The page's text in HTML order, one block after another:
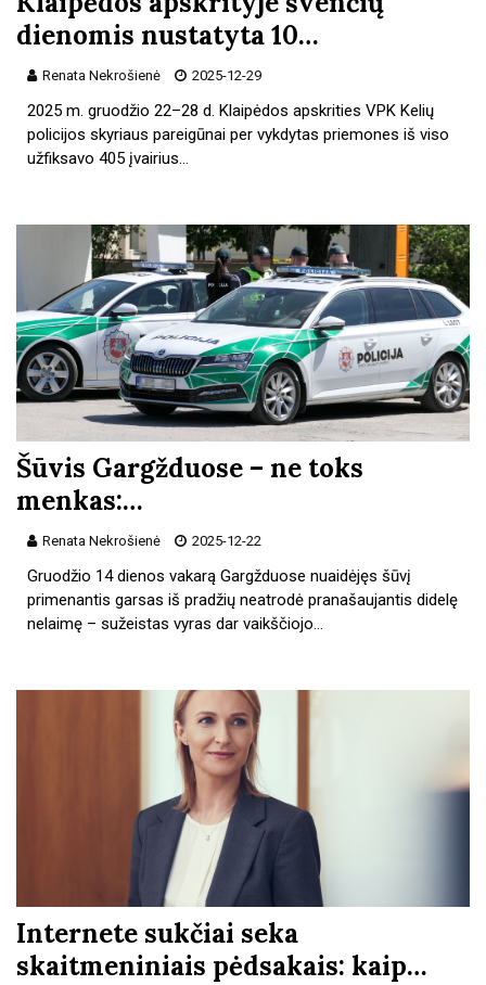
dienomis nustatyta 10…
Renata Nekrošienė 2025-12-29
2025 m. gruodžio 22–28 d. Klaipėdos apskrities VPK Kelių
policijos skyriaus pareigūnai per vykdytas priemones iš viso
užfiksavo 405 įvairius…
Šūvis Gargžduose – ne toks
menkas:…
Renata Nekrošienė 2025-12-22
Gruodžio 14 dienos vakarą Gargžduose nuaidėjęs šūvį
primenantis garsas iš pradžių neatrodė pranašaujantis didelę
nelaimę – sužeistas vyras dar vaikščiojo…
Internete sukčiai seka
skaitmeniniais pėdsakais: kaip…